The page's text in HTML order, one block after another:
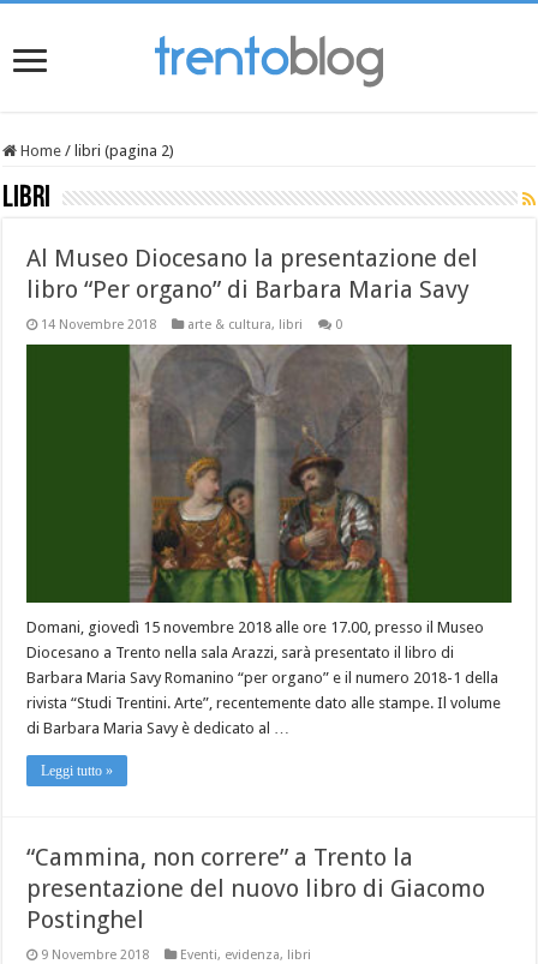
Home / libri (pagina 2)
libri
Al Museo Diocesano la presentazione del
libro “Per organo” di Barbara Maria Savy
14 Novembre 2018 arte & cultura, libri 0
Domani, giovedì 15 novembre 2018 alle ore 17.00, presso il Museo
Diocesano a Trento nella sala Arazzi, sarà presentato il libro di
Barbara Maria Savy Romanino “per organo” e il numero 2018-1 della
rivista “Studi Trentini. Arte”, recentemente dato alle stampe. Il volume
di Barbara Maria Savy è dedicato al …
Leggi tutto »
“Cammina, non correre” a Trento la
presentazione del nuovo libro di Giacomo
Postinghel
9 Novembre 2018 Eventi, evidenza, libri